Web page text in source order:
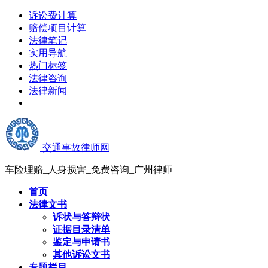
诉讼费计算
赔偿项目计算
法律笔记
实用导航
热门标签
法律咨询
法律新闻
交通事故律师网
车险理赔_人身损害_免费咨询_广州律师
首页
法律文书
诉状与答辩状
证据目录清单
鉴定与申请书
其他诉讼文书